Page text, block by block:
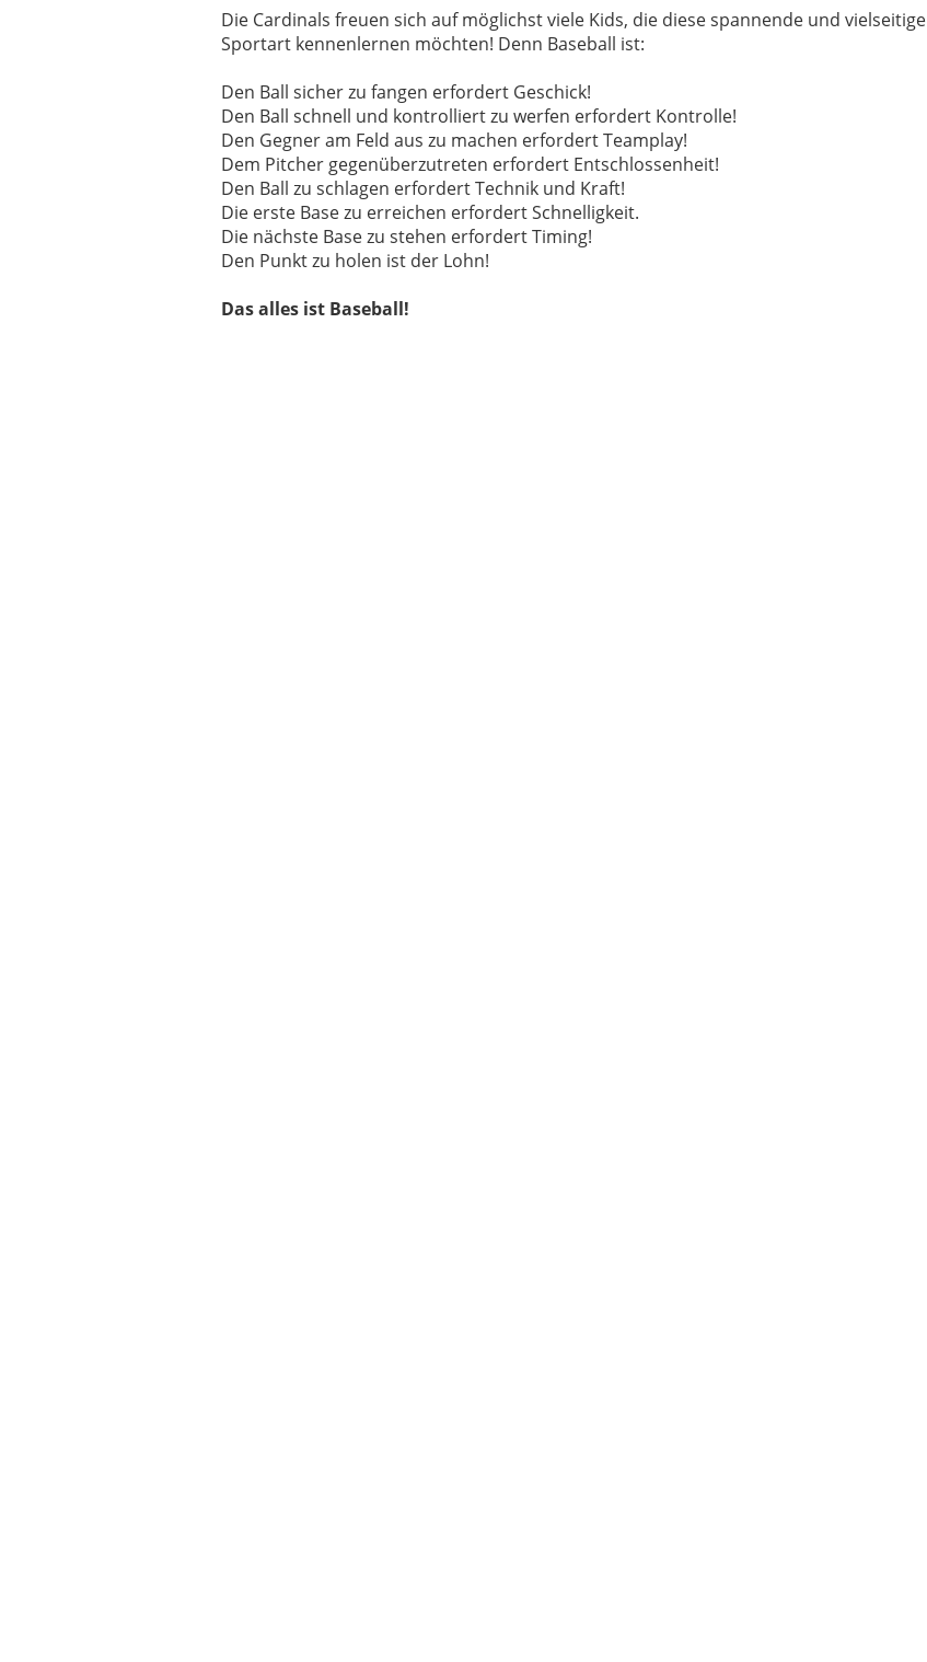
Die Cardinals freuen sich auf möglichst viele Kids, die diese spannende und vielseitige
Sportart kennenlernen möchten! Denn Baseball ist:
Den Ball sicher zu fangen erfordert Geschick!
Den Ball schnell und kontrolliert zu werfen erfordert Kontrolle!
Den Gegner am Feld aus zu machen erfordert Teamplay!
Dem Pitcher gegenüberzutreten erfordert Entschlossenheit!
Den Ball zu schlagen erfordert Technik und Kraft!
Die erste Base zu erreichen erfordert Schnelligkeit.
Die nächste Base zu stehen erfordert Timing!
Den Punkt zu holen ist der Lohn!
Das alles ist Baseball!